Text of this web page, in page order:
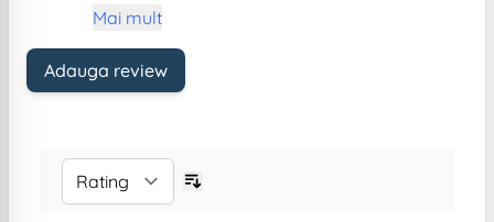
Mai mult
Adauga review